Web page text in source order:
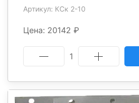
Артикул: КСк 2-10
Цена: 20142 ₽
1